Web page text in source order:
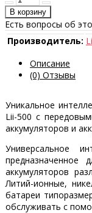
Есть вопросы об
Производитель:
Описание
(0) Отзывы
Уникальное
Lii-500 с
аккумуляторов и
Универсальное
предназначенное
аккумуляторов
Литий-ионные,
батареи
обслуживать с